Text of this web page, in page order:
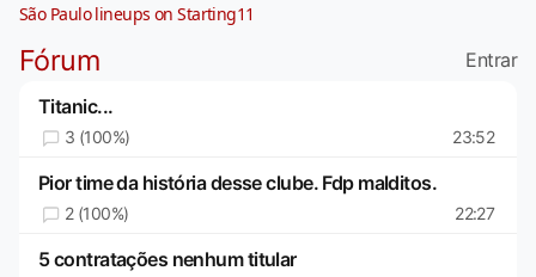
São Paulo lineups on Starting11
Fórum
Entrar
Titanic...
3 (100%) 23:52
Pior time da história desse clube. Fdp malditos.
2 (100%) 22:27
5 contratações nenhum titular